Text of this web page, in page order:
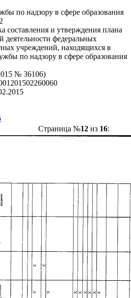
по надзору в сфере образования
составления и утверждения плана
деятельности федеральных
учреждений, находящихся в
по надзору в сфере образования
№ 36106)
Страница №12из 16: